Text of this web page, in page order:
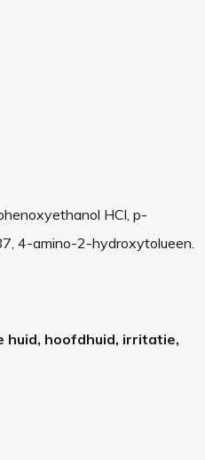
HCl, p-
4-amino-2-hydroxytolueen.
huid, hoofdhuid, irritatie,